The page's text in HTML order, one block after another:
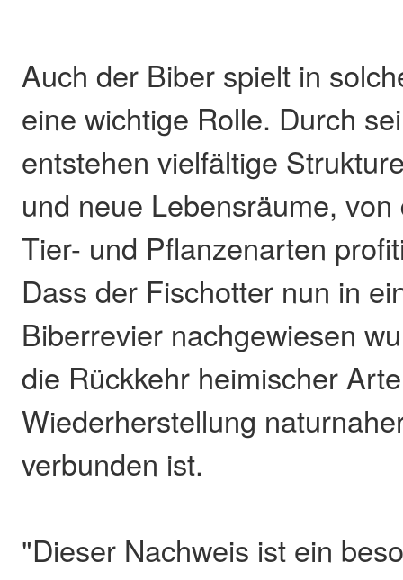
Auch der Biber spielt in
eine wichtige Rolle. Durch
entstehen vielfältige
und neue Lebensräume,
Tier- und Pflanzenarten
Dass der Fischotter nun in
Biberrevier nachgewiesen
die Rückkehr heimischer
Wiederherstellung
verbunden ist.
"Dieser Nachweis ist ein